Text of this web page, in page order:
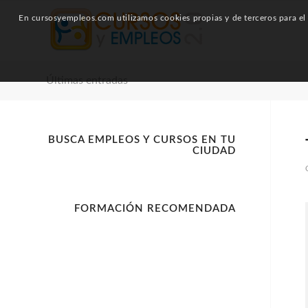
Últimas entradas
BUSCA EMPLEOS Y CURSOS EN TU
CIUDAD
FORMACIÓN RECOMENDADA
En cursosyempleos.com utilizamos cookies propias y de terceros para